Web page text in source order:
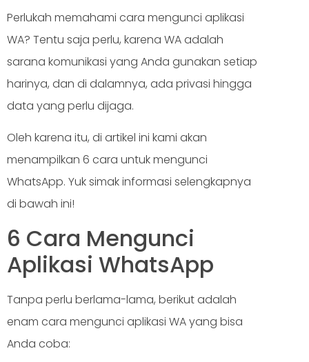
Perlukah memahami cara mengunci aplikasi
WA? Tentu saja perlu, karena WA adalah
sarana komunikasi yang Anda gunakan setiap
harinya, dan di dalamnya, ada privasi hingga
data yang perlu dijaga.
Oleh karena itu, di artikel ini kami akan
menampilkan 6 cara untuk mengunci
WhatsApp. Yuk simak informasi selengkapnya
di bawah ini!
6 Cara Mengunci
Aplikasi WhatsApp
Tanpa perlu berlama-lama, berikut adalah
enam cara mengunci aplikasi WA yang bisa
Anda coba: